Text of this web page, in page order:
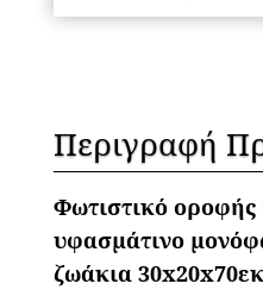
Περιγραφή
Φωτιστικό
υφασμάτινο
ζωάκια